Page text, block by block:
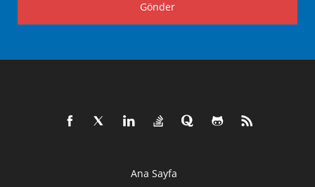
Gönder
Ana Sayfa